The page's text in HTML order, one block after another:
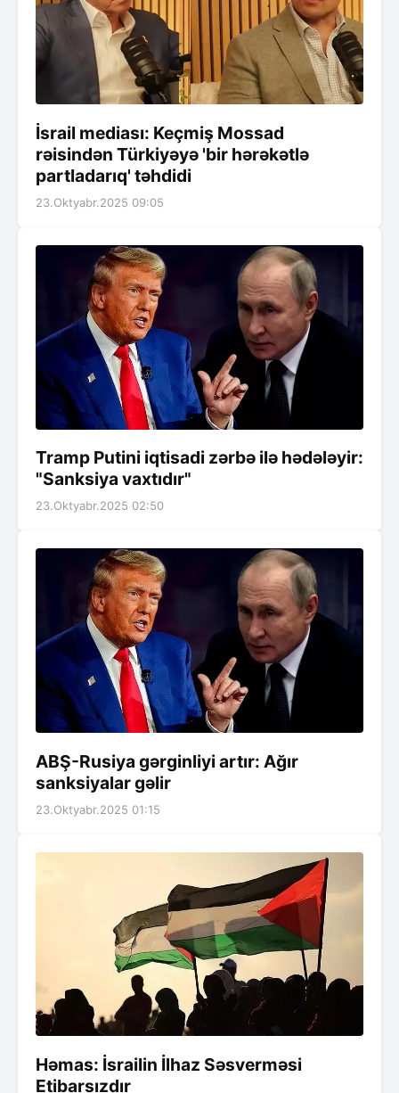
İsrail mediası: Keçmiş Mossad
rəisindən Türkiyəyə 'bir hərəkətlə
partladarıq' təhdidi
23.Oktyabr.2025 09:05
Tramp Putini iqtisadi zərbə ilə hədələyir:
"Sanksiya vaxtıdır"
23.Oktyabr.2025 02:50
ABŞ-Rusiya gərginliyi artır: Ağır
sanksiyalar gəlir
23.Oktyabr.2025 01:15
Həmas: İsrailin İlhaz Səsverməsi
Etibarsızdır